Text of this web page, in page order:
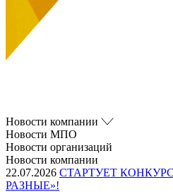
Новости компании
Новости МПО
Новости организаций
Новости компании
22.07.2026 СТАРТУЕТ
РАЗНЫЕ»!